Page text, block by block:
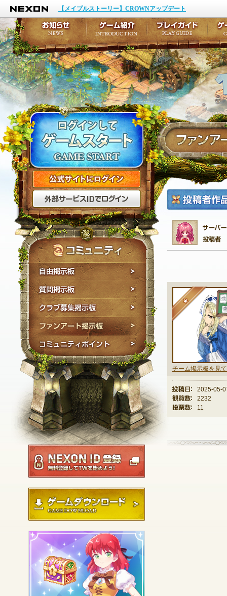
NEXON
【メイプルストーリー】CROWNアップデート
公式サイトにログイン
外部サービスIDでログ
質問掲示板
クラブ募集掲示板
ファンアート掲示板
コミュニティポイン
チーム掲示板を見
★
投稿日：
2025-05-
観覧数：
2232
投票数：
11
お知らせ
イベント
アップデート
メンテナンス
ゲーム紹介
キャラクター作成
テイルズ初級者講座
ここだけは知ってお